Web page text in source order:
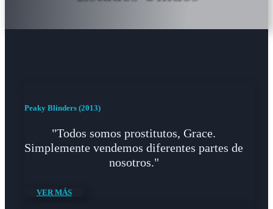
Peaky Blinders (2013)
"Todos somos prostitutos, Grace.
Simplemente vendemos diferentes partes de
nosotros."
VER MÁS